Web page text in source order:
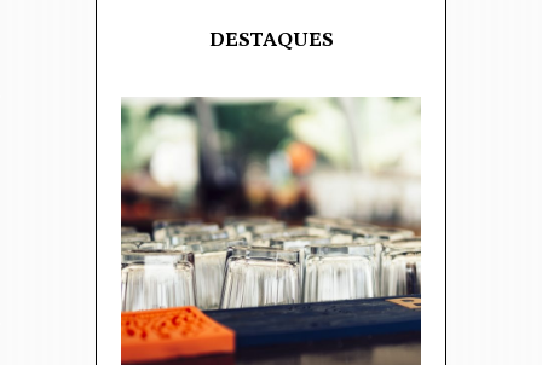
DESTAQUES